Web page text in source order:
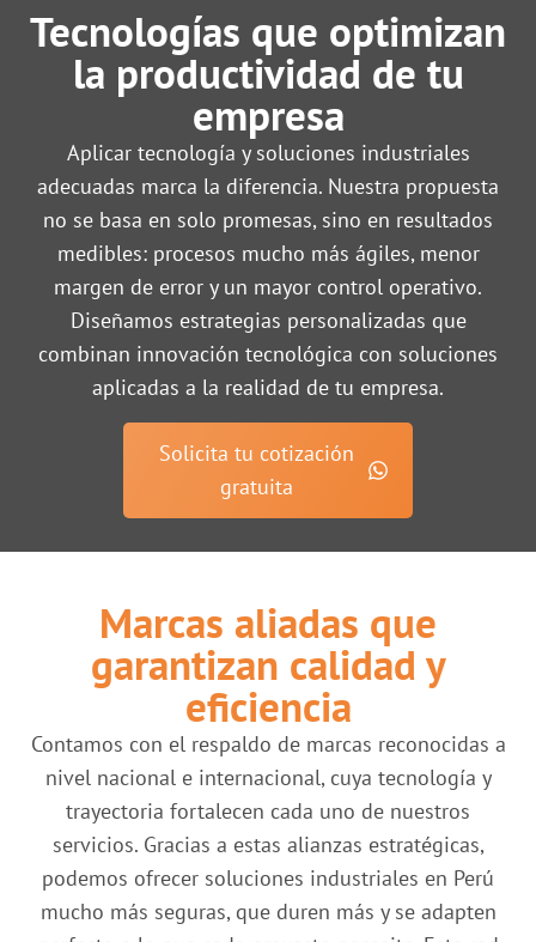
Tecnologías que optimizan
la productividad de tu
empresa
Aplicar tecnología y soluciones industriales
adecuadas marca la diferencia. Nuestra propuesta
no se basa en solo promesas, sino en resultados
medibles: procesos mucho más ágiles, menor
margen de error y un mayor control operativo.
Diseñamos estrategias personalizadas que
combinan innovación tecnológica con soluciones
aplicadas a la realidad de tu empresa.
Solicita tu cotización
gratuita
Marcas aliadas que
garantizan calidad y
eficiencia
Contamos con el respaldo de marcas reconocidas a
nivel nacional e internacional, cuya tecnología y
trayectoria fortalecen cada uno de nuestros
servicios. Gracias a estas alianzas estratégicas,
podemos ofrecer soluciones industriales en Perú
mucho más seguras, que duren más y se adapten